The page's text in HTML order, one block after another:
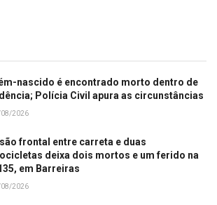
nascido é encontrado morto dentro de
Polícia Civil apura as circunstâncias
2026
frontal entre carreta e duas
deixa dois mortos e um ferido na
em Barreiras
2026